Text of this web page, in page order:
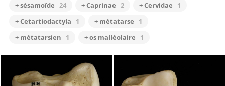
+ sésamoïde 24 + Caprinae 2 + Cervidae
1
+ Cetartiodactyla
1 + métatarse
1
+ métatarsien
1 + os malléolaire 1